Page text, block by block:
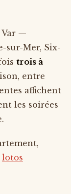
Var —
sur-Mer, Six-
trois à
entre
affichent
les soirées
lotos